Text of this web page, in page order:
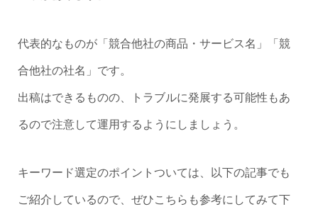
代表的なものが「競合他社の商品・サービス名」「競
合他社の社名」です。
出稿はできるものの、トラブルに発展する可能性もあ
るので注意して運用するようにしましょう。
キーワード選定のポイントついては、以下の記事でも
ご紹介しているので、ぜひこちらも参考にしてみて下